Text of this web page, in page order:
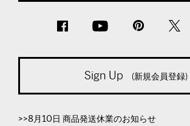
Sign Up (新規会員登録)
>>8月10日 商品発送休業のお知らせ